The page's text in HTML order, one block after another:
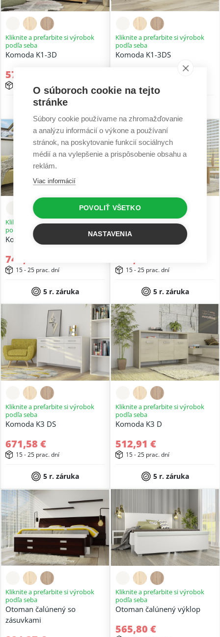
Kliknite a prefarbite si výrobok
podľa seba
Komoda K1-3D
576,87 €
15 - 25 prac. dní
5 r. záruka
Kliknite a prefarbite si výrobok
podľa seba
Komoda K1-3DS
15 - 25 prac. dní
Kliknite a prefarbite si výrobok
podľa seba
Komoda K4L
744,15 €
15 - 25 prac. dní
5 r. záruka
Kliknite a prefarbite si výrobok
podľa seba
Komoda K4P
15 - 25 prac. dní
5 r. záruka
Kliknite a prefarbite si výrobok
podľa seba
Komoda K3 DS
671,58 €
15 - 25 prac. dní
5 r. záruka
Kliknite a prefarbite si výrobok
podľa seba
Komoda K3 D
512,91 €
15 - 25 prac. dní
5 r. záruka
Kliknite a prefarbite si výrobok
podľa seba
Otoman čalúnený so
zásuvkami
Kliknite a prefarbite si výrobok
podľa seba
Otoman čalúnený výklop
565,80 €
O súboroch cookie na tejto
stránke
Súbory cookie používame na zhromažďovanie
a analýzu informácií o výkone a používaní
stránok, na poskytovanie funkcií sociálnych
médií a na vylepšenie a prispôsobenie obsahu a
reklám.
Viac informácií
POVOLIŤ VŠETKO
NASTAVENIA